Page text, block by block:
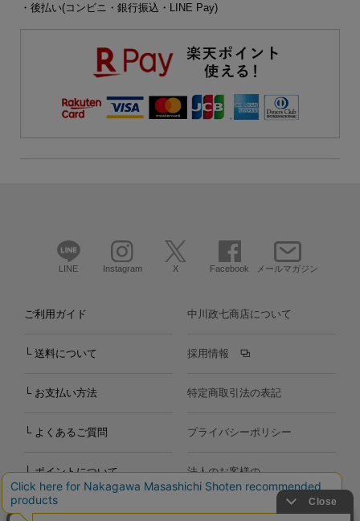
・後払い(コンビニ・銀行振込・LINE Pay)
LINE Instagram X Facebook メールマガジン
ご利用ガイド
└ 送料について
└ お支払い方法
└ よくあるご質問
└ ポイントについて
個人のお客様の
中川政七商店について
採用情報
特定商取引法の表記
プライバシーポリシー
法人のお客様の
お問い合わせ